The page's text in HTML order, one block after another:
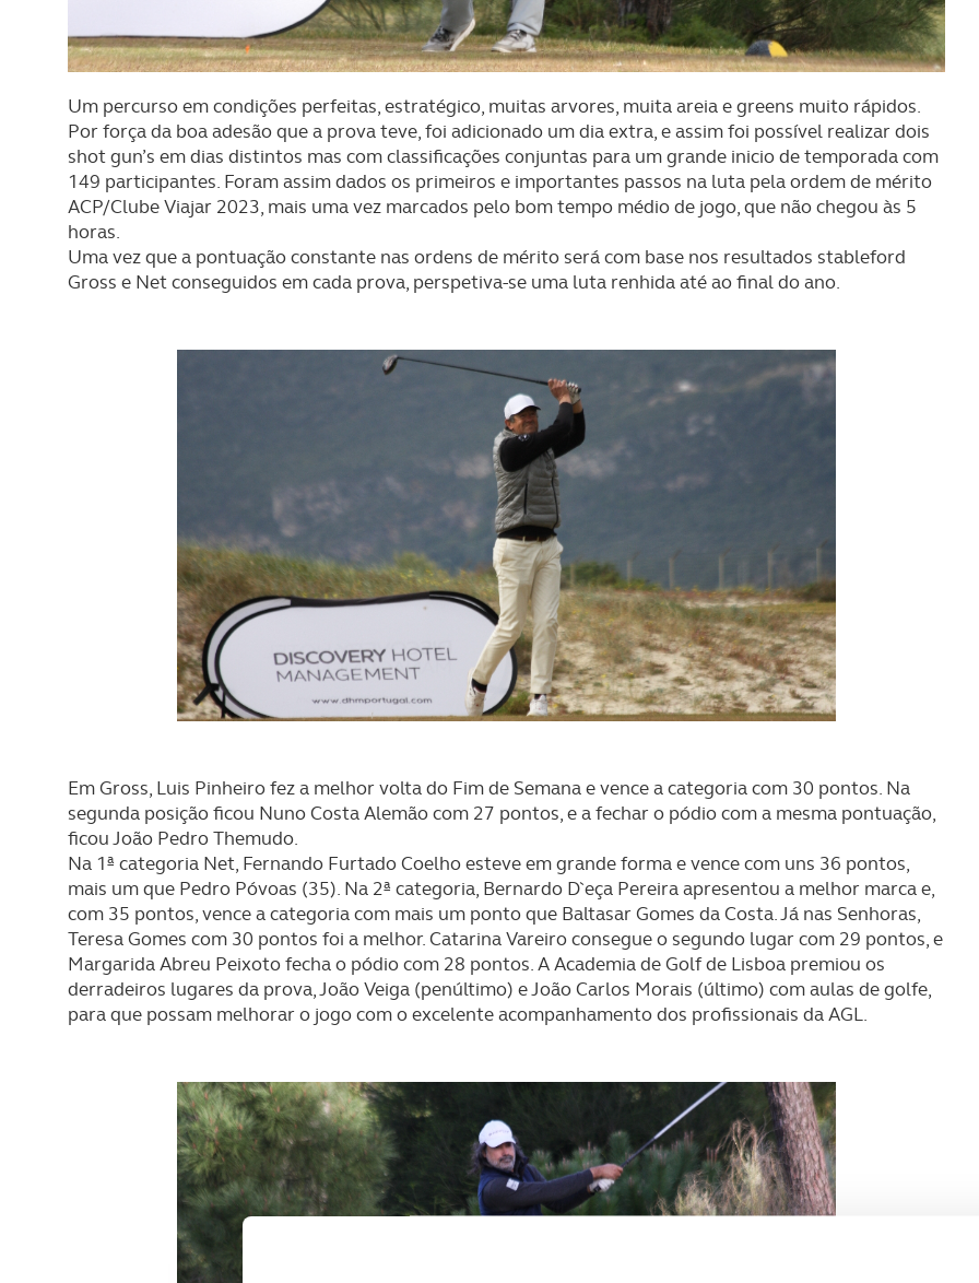
Um percurso em condições perfeitas, estratégico, muitas arvores, muita areia e greens muito rápidos.
Por força da boa adesão que a prova teve, foi adicionado um dia extra, e assim foi possível realizar dois
shot gun’s em dias distintos mas com classificações conjuntas para um grande inicio de temporada com
149 participantes. Foram assim dados os primeiros e importantes passos na luta pela ordem de mérito
ACP/Clube Viajar 2023, mais uma vez marcados pelo bom tempo médio de jogo, que não chegou às 5
horas.
Uma vez que a pontuação constante nas ordens de mérito será com base nos resultados stableford
Gross e Net conseguidos em cada prova, perspetiva-se uma luta renhida até ao final do ano.
Em Gross, Luis Pinheiro fez a melhor volta do Fim de Semana e vence a categoria com 30 pontos. Na
segunda posição ficou Nuno Costa Alemão com 27 pontos, e a fechar o pódio com a mesma pontuação,
ficou João Pedro Themudo.
Na 1ª categoria Net, Fernando Furtado Coelho esteve em grande forma e vence com uns 36 pontos,
mais um que Pedro Póvoas (35). Na 2ª categoria, Bernardo D`eça Pereira apresentou a melhor marca e,
com 35 pontos, vence a categoria com mais um ponto que Baltasar Gomes da Costa. Já nas Senhoras,
Teresa Gomes com 30 pontos foi a melhor. Catarina Vareiro consegue o segundo lugar com 29 pontos, e
Margarida Abreu Peixoto fecha o pódio com 28 pontos. A Academia de Golf de Lisboa premiou os
derradeiros lugares da prova, João Veiga (penúltimo) e João Carlos Morais (último) com aulas de golfe,
para que possam melhorar o jogo com o excelente acompanhamento dos profissionais da AGL.